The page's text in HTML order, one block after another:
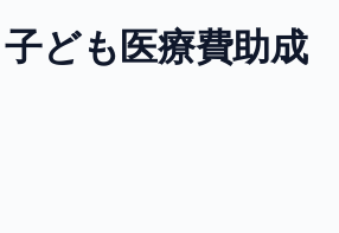
子ども医療費助成